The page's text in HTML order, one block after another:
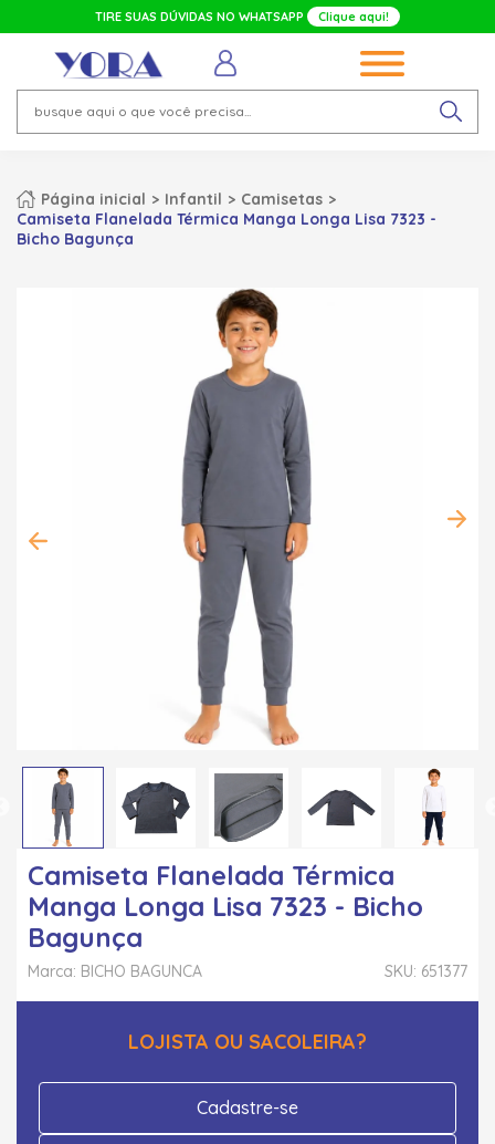
TIRE SUAS DÚVIDAS NO WHATSAPP Clique aqui!
Página inicial Infantil
Camisetas
Camiseta Flanelada Térmica Manga Longa Lisa 7323 -
Bicho Bagunça
Camiseta Flanelada Térmica
Manga Longa Lisa 7323 - Bicho
Bagunça
SKU: 651377
Marca: BICHO BAGUNCA
LOJISTA OU SACOLEIRA?
Cadastre-se